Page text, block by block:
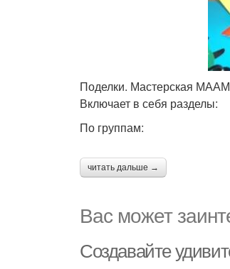
Поделки. Мастерская МААМ
Включает в себя разделы:
По группам:
читать дальше →
Вас может
Создавайте